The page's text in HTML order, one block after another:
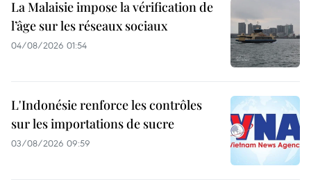
La Malaisie impose la vérification de
l’âge sur les réseaux sociaux
04/08/2026 01:54
L'Indonésie renforce les contrôles
sur les importations de sucre
03/08/2026 09:59